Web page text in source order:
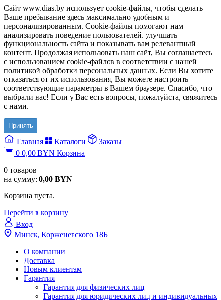
Сайт www.dias.by использует cookie-файлы, чтобы сделать
Ваше пребывание здесь максимально удобным и
персонализированным. Cookie-файлы помогают нам
анализировать поведение пользователей, улучшать
функциональность сайта и показывать вам релевантный
контент. Продолжая использовать наш сайт, Вы соглашаетесь
с использованием cookie-файлов в соответствии с нашей
политикой обработки персональных данных. Если Вы хотите
отказаться от их использования, Вы можете настроить
соответствующие параметры в Вашем браузере. Спасибо, что
выбрали нас! Если у Вас есть вопросы, пожалуйста, свяжитесь
с нами.
Принять
Главная Каталоги
Заказы
0 0,00 BYN Корзина
0 товаров
на сумму: 0,00 BYN
Корзина пуста.
Перейти в корзину
Вход
Минск, Корженевского 18Б
О компании
Доставка
Новым клиентам
Гарантия
Гарантия для физических лиц
Гарантия для юридических лиц и индивидуальных